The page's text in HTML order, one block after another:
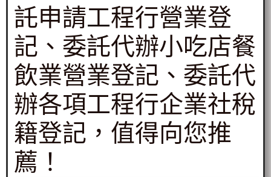
託申請工程行營業登
記、委託代辦小吃店餐
飲業營業登記、委託代
辦各項工程行企業社稅
籍登記，值得向您推
薦！